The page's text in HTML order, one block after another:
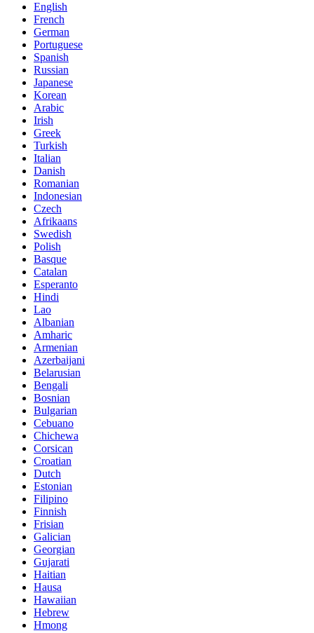
English
French
German
Portuguese
Spanish
Russian
Japanese
Korean
Arabic
Irish
Greek
Turkish
Italian
Danish
Romanian
Indonesian
Czech
Afrikaans
Swedish
Polish
Basque
Catalan
Esperanto
Hindi
Lao
Albanian
Amharic
Armenian
Azerbaijani
Belarusian
Bengali
Bosnian
Bulgarian
Cebuano
Chichewa
Corsican
Croatian
Dutch
Estonian
Filipino
Finnish
Frisian
Galician
Georgian
Gujarati
Haitian
Hausa
Hawaiian
Hebrew
Hmong